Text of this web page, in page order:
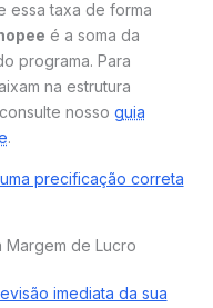
essa taxa de forma
é a soma da
programa. Para
na estrutura
nosso guia
.
precificação correta
Margem de Lucro
imediata da sua